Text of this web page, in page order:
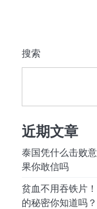
搜索
近期文章
泰国凭什么击败
果你敢信吗
贫血不用吞铁片
的秘密你知道吗？